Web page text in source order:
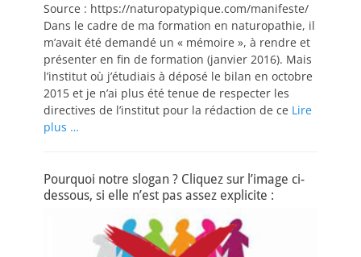
Source : https://naturopatypique.com/manifeste/
Dans le cadre de ma formation en naturopathie, il
m’avait été demandé un « mémoire », à rendre et
présenter en fin de formation (janvier 2016). Mais
l’institut où j’étudiais à déposé le bilan en octobre
2015 et je n’ai plus été tenue de respecter les
directives de l’institut pour la rédaction de ce Lire
plus …
Pourquoi notre slogan ? Cliquez sur l’image ci-
dessous, si elle n’est pas assez explicite :